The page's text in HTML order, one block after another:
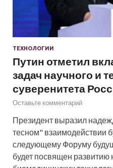
ТЕХНОЛОГИИ
Путин отметил
задач научного и
суверенитета
Оставьте комментарий
Президент выразил
тесном" взаимодействии
следующему Форуму
будет посвящен развитию